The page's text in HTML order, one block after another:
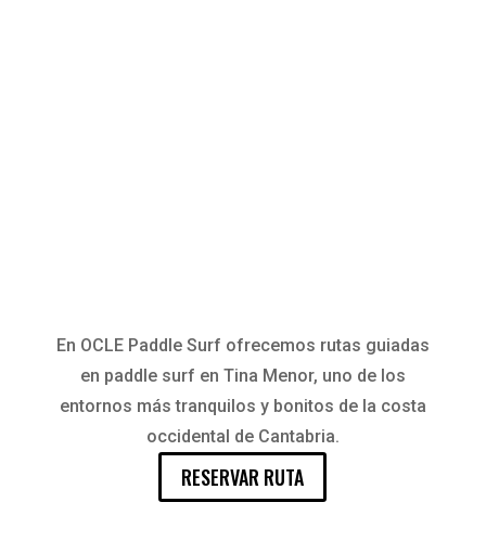
En OCLE Paddle Surf ofrecemos rutas guiadas
en paddle surf en Tina Menor, uno de los
entornos más tranquilos y bonitos de la costa
occidental de Cantabria.
RESERVAR RUTA